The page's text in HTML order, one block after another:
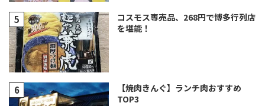
コスモス専売品、268円で博多行列店
を堪能！
【焼肉きんぐ】ランチ肉おすすめ
TOP3